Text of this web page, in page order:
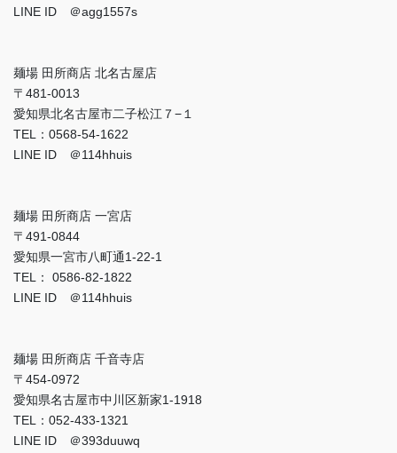
LINE ID ＠agg1557s
麺場 田所商店 北名古屋店
〒481-0013
愛知県北名古屋市二子松江７−１
TEL：0568-54-1622
LINE ID ＠114hhuis
麺場 田所商店 一宮店
〒491-0844
愛知県一宮市八町通1-22-1
TEL： 0586-82-1822
LINE ID ＠114hhuis
麺場 田所商店 千音寺店
〒454-0972
愛知県名古屋市中川区新家1-1918
TEL：052-433-1321
LINE ID ＠393duuwq